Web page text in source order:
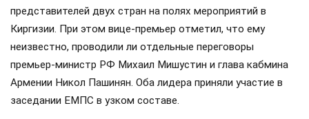
представителей двух стран на полях мероприятий в
Киргизии. При этом вице-премьер отметил, что ему
неизвестно, проводили ли отдельные переговоры
премьер-министр РФ Михаил Мишустин и глава кабмина
Армении Никол Пашинян. Оба лидера приняли участие в
заседании ЕМПС в узком составе.